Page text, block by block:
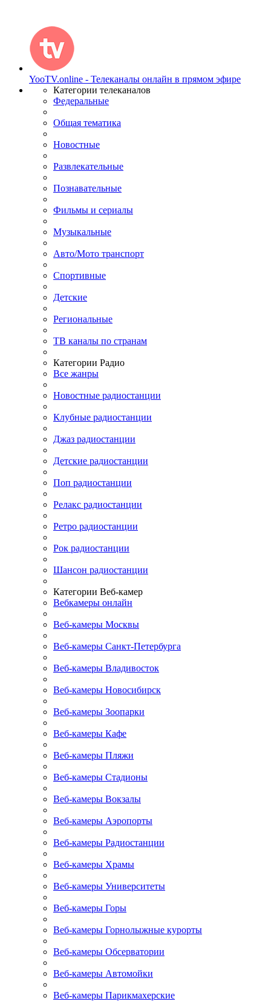
YooTV.online - Телеканалы онлайн в прямом эфире
Категории телеканалов
Федеральные
Общая тематика
Новостные
Развлекательные
Познавательные
Фильмы и сериалы
Музыкальные
Авто/Мото транспорт
Спортивные
Детские
Региональные
ТВ каналы по странам
Категории Радио
Все жанры
Новостные радиостанции
Клубные радиостанции
Джаз радиостанции
Детские радиостанции
Поп радиостанции
Релакс радиостанции
Ретро радиостанции
Рок радиостанции
Шансон радиостанции
Категории Веб-камер
Вебкамеры онлайн
Веб-камеры Москвы
Веб-камеры Санкт-Петербурга
Веб-камеры Владивосток
Веб-камеры Новосибирск
Веб-камеры Зоопарки
Веб-камеры Кафе
Веб-камеры Пляжи
Веб-камеры Стадионы
Веб-камеры Вокзалы
Веб-камеры Аэропорты
Веб-камеры Радиостанции
Веб-камеры Храмы
Веб-камеры Университеты
Веб-камеры Горы
Веб-камеры Горнолыжные курорты
Веб-камеры Обсерватории
Веб-камеры Автомойки
Веб-камеры Парикмахерские